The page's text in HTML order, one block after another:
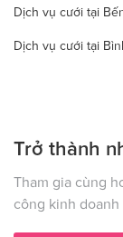
Dịch vụ cưới tại
Dịch vụ cưới tại
Dịch vụ cưới tại
Dịch vụ cưới tại Hà
Dịch vụ cưới tại
Dịch vụ cưới tại
Trở thành
Tham gia cùng
công kinh